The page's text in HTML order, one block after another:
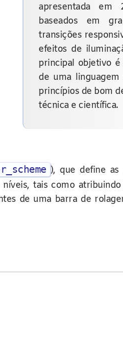
apresentada em
baseados em
transições
efeitos de
principal objetivo
de uma
princípios de bom
técnica e científica.
), que define
tais como
de uma barra de